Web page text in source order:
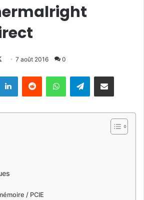
l
7 août 2016 0
Telegram
/ PCIE